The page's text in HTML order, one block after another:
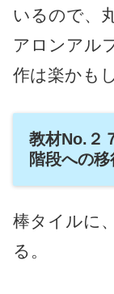
いるので、
アロンアル
作は楽かも
教材No.２
階段への
棒タイルに
る。